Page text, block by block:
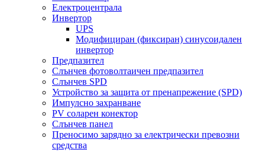
Електроцентрала
Инвертор
UPS
Модифициран (фиксиран) синусоидален
инвертор
Предпазител
Слънчев фотоволтаичен предпазител
Слънчев SPD
Устройство за защита от пренапрежение (SPD)
Импулсно захранване
PV соларен конектор
Слънчев панел
Преносимо зарядно за електрически превозни
средства